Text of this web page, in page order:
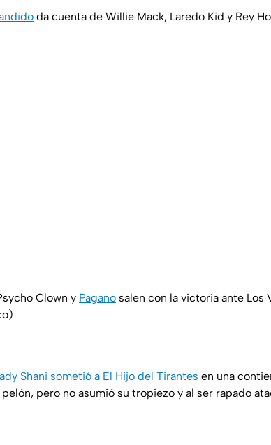
da cuenta de Willie Mack, Laredo Kid y Rey
Clown y Pagano salen con la victoria ante Los
Shani sometió a El Hijo del Tirantes en una
pero no asumió su tropiezo y al ser rapado